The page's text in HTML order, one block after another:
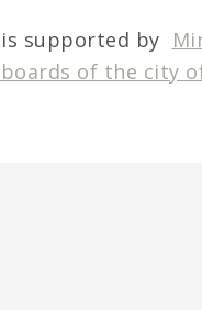
supported by
of the city